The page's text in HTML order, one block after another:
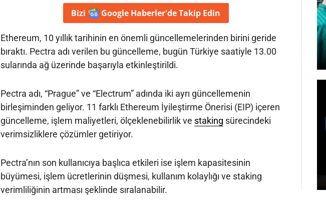
Bizi Google Haberler'deTakip Edin
Ethereum, 10 yıllık tarihinin en önemli güncellemelerinden birini geride
bıraktı. Pectra adı verilen bu güncelleme, bugün Türkiye saatiyle 13.00
sularında ağ üzerinde başarıyla etkinleştirildi.
Pectra adı, “Prague” ve “Electrum” adında iki ayrı güncellemenin
birleşiminden geliyor. 11 farklı Ethereum İyileştirme Önerisi (EIP) içeren
güncelleme, işlem maliyetleri, ölçeklenebilirlik ve staking sürecindeki
verimsizliklere çözümler getiriyor.
Pectra’nın son kullanıcıya başlıca etkileri ise işlem kapasitesinin
büyümesi, işlem ücretlerinin düşmesi, kullanım kolaylığı ve staking
verimliliğinin artması şeklinde sıralanabilir.